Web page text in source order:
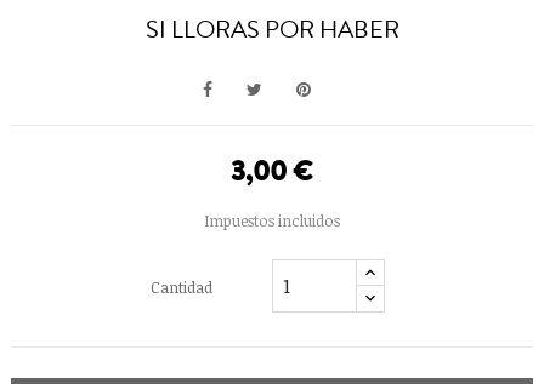
SI LLORAS POR HABER
3,00 €
Impuestos incluidos
Cantidad